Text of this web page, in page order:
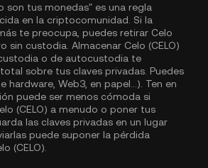
son tus monedas" es una regla
en la criptocomunidad. Si la
te preocupa, puedes retirar Celo
sin custodia. Almacenar Celo (CELO)
o de autocustodia te
sobre tus claves privadas. Puedes
hardware, Web3, en papel...). Ten en
puede ser menos cómoda si
(CELO) a menudo o poner tus
las claves privadas en un lugar
puede suponer la pérdida
(CELO).